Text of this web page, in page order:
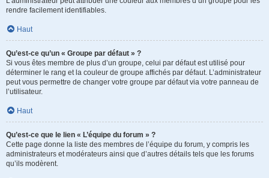
rendre facilement identifiables.
Haut
Qu’est-ce qu’un « Groupe par défaut » ?
Si vous êtes membre de plus d’un groupe, celui par défaut est utilisé pour
déterminer le rang et la couleur de groupe affichés par défaut. L’administrateur
peut vous permettre de changer votre groupe par défaut via votre panneau de
l’utilisateur.
Haut
Qu’est-ce que le lien « L’équipe du forum » ?
Cette page donne la liste des membres de l’équipe du forum, y compris les
administrateurs et modérateurs ainsi que d’autres détails tels que les forums
qu’ils modèrent.